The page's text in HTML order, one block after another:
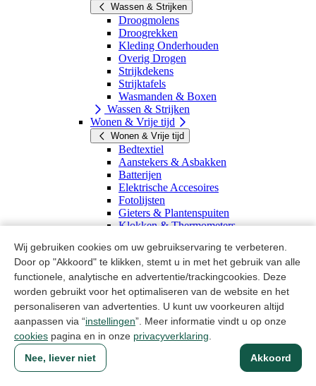
Wij gebruiken cookies om uw gebruikservaring te verbeteren.
Door op "Akkoord" te klikken, stemt u in met het gebruik van alle
functionele, analytische en advertentie/trackingcookies. Deze
worden gebruikt voor het optimaliseren van de website en het
personaliseren van advertenties. U kunt uw voorkeuren altijd
aanpassen via “instellingen”. Meer informatie vindt u op onze
cookies pagina en in onze privacyverklaring
Akkoord
Nee, liever niet
Wassen & Strijken
Droogmolens
Droogrekken
Kleding Onderhouden
Overig Drogen
Strijkdekens
Strijktafels
Wasmanden & Boxen
Wassen & Strijken
Wonen & Vrije tijd
Wonen & Vrije tijd
Bedtextiel
Aanstekers & Asbakken
Batterijen
Elektrische Accesoires
Fotolijsten
Gieters & Plantenspuiten
Klokken & Thermometers
Paraplu's
Textiel & Handwerken
Vakantie
Wonen & Vrije tijd
Huishoudelijke artikelen
Kantoorartikelen
Papier & Schrijven